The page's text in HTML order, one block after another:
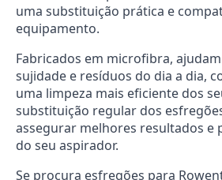
uma substituição prática e
equipamento.
Fabricados em microfibra,
sujidade e resíduos do dia a dia,
uma limpeza mais eficiente dos
substituição regular dos
assegurar melhores resultados e
do seu aspirador.
Se procura esfregões para